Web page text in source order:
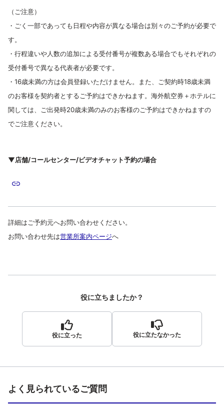
（ご注意）
・ごく一部であっても日程や内容が異なる場合は別々のご予約が必要で
す。
・行程違いや人数の追加による受付番号が複数ある場合でもそれぞれの
受付番号で異なる代表者が必要です。
・16歳未満の方は会員登録いただけません。また、ご契約時18歳未満
のお客様を契約者とするご予約はできかねます。海外航空券＋ホテルに
関しては、ご出発時20歳未満のみのお客様のご予約はできかねますの
でご注意ください。
▼店舗/コールセンター/ビデオチャット予約の場合
詳細はご予約元へお問い合わせください。
お問い合わせ先は営業所案内ページへ
役に立ちましたか？
役に立った 役に立たなかった
よく見られているご質問